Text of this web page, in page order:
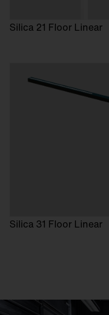
Silica 21 Floor Linear
Silica 31 Floor Linear